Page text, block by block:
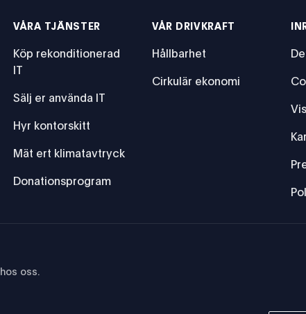
VÅRA TJÄNSTER
Köp rekonditionerad
IT
Sälj er använda IT
Hyr kontorskitt
Mät ert klimatavtryck
Donationsprogram
VÅR DRIVKRAFT
Hållbarhet
Cirkulär ekonomi
oss.